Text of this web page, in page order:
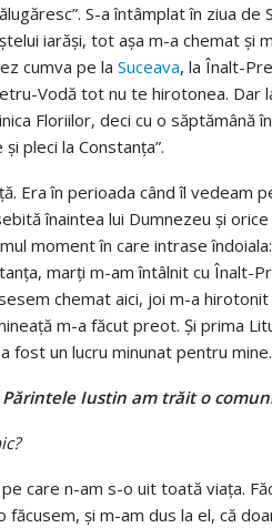
S-a întâmplat în ziua
iarăşi, tot aşa m-a chemat şi
cumva pe la Suceava, la Înalt-
Vodă tot nu te hirotonea. Dar
Floriilor, deci cu o săptămână
pleci la Constanţa”.
Era în perioada când îl vedeam
înaintea lui Dumnezeu şi
moment în care intrase
marţi m-am întâlnit cu
chemat aici, joi m-a
m-a făcut preot. Şi prima
fost un lucru minunat pentru
Părintele Iustin am trăit o
care n-am s-o uit toată viaţa.
şi m-am dus la el, că